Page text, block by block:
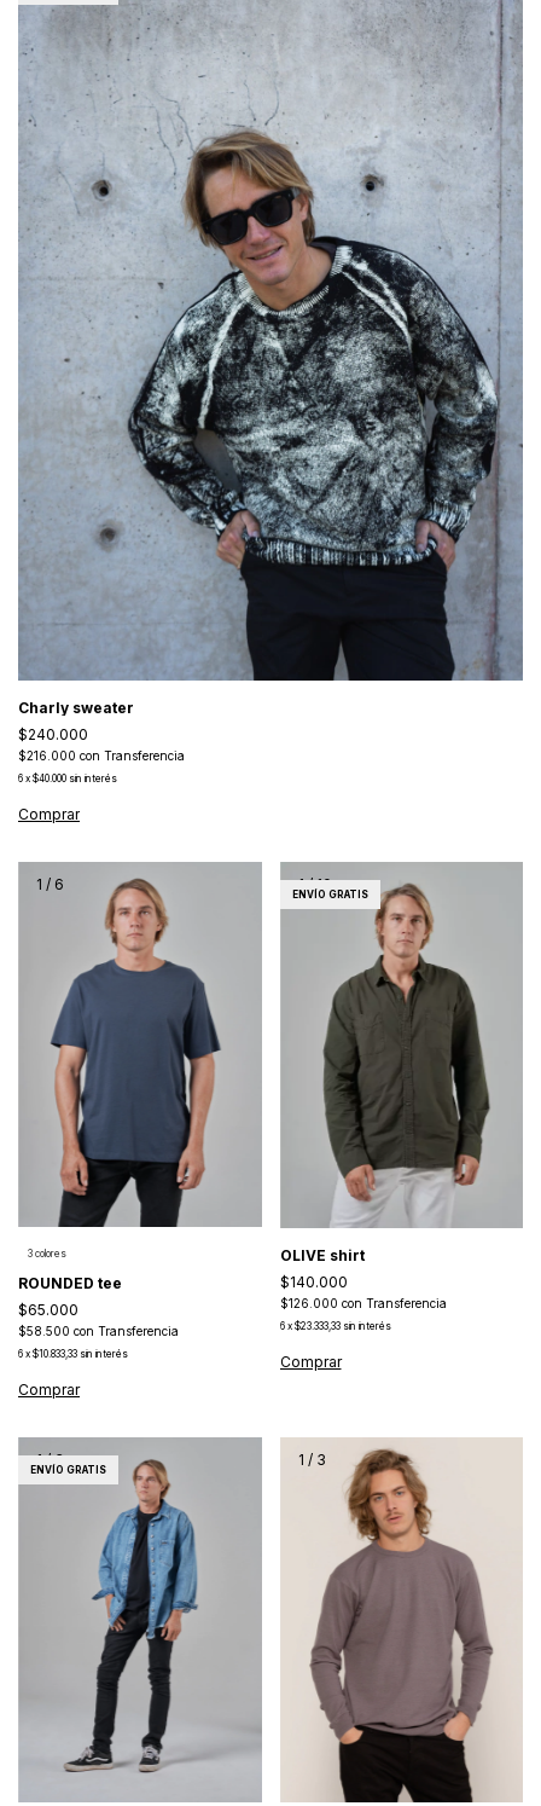
Charly sweater
$240.000
$216.000 con Transferencia
6 x $40.000 sin interés
1 / 6
3 colores
ROUNDED tee
$65.000
$58.500 con Transferencia
6 x $10.833,33 sin interés
Comprar
1/10
ENVÍO GRATIS
OLIVE shirt
$140.000
$126.000 con Transferencia
6 x $23.333,33 sin interés
Comprar
1/3
ENVÍO GRATIS
1 / 3